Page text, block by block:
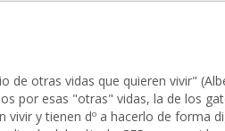
de otras vidas que quieren vivir"
por esas "otras" vidas, la de los
vivir y tienen dº a hacerlo de forma